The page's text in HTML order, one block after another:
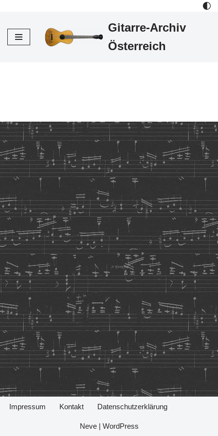
Inhalt
Gitarre-Archiv
Österreich
Impressum Kontakt Datenschutzerklärung
Neve| WordPress